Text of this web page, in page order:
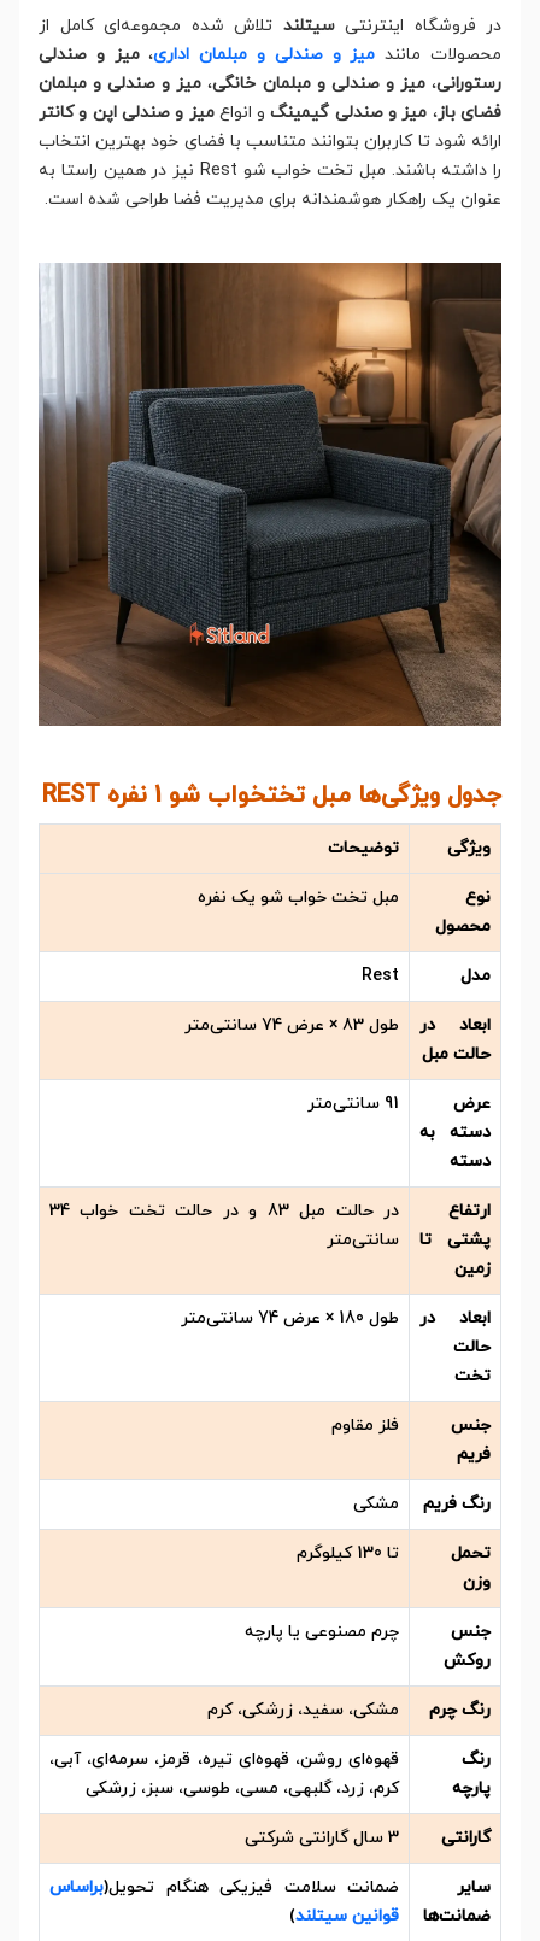
در فروشگاه اینترنتیسیتلند تلاش شده مجموعه‌ای کامل از
محصولات مانند میز و صندلی و مبلمان اداری،میز و صندلی
رستورانی،میز و صندلی و مبلمان خانگی، میز و صندلی و مبلمان
فضای باز، میز و صندلی گیمینگو انواعمیز و صندلی اپن و کانتر
ارائه شود تا کاربران بتوانند متناسب با فضای خود بهترین انتخاب
را داشته باشند. مبل تخت خواب شو Rest نیز در همین راستا به
عنوان یک راهکار هوشمندانه برای مدیریت فضا طراحی شده است.
جدول ویژگی‌ها مبل تختخواب شو 1 نفره REST
ویژگی توضیحات
نوع
محصول
مبل تخت خواب شو یک نفره
مدل Rest
ابعاد در
حالت مبل
طول 83 × عرض 74 سانتی‌متر
عرض
دسته به
دسته
91 سانتی‌متر
ارتفاع
پشتی تا
زمین
در حالت مبل 83 و در حالت تخت خواب 34
سانتی‌‌متر
ابعاد در
حالت
تخت
طول 180 × عرض 74 سانتی‌متر
جنس
فریم
فلز مقاوم
رنگ فریم مشکی
تحمل
وزن
تا 130 کیلوگرم
جنس
روکش
چرم مصنوعی یا پارچه
رنگ چرم مشکی، سفید، زرشکی، کرم
رنگ
پارچه
قهوه‌ای روشن، قهوه‌ای تیره، قرمز، سرمه‌ای، آبی،
کرم، زرد، گلبهی، مسی، طوسی، سبز، زرشکی
گارانتی 3 سال گارانتی شرکتی
سایر
ضمانت‌ها
ضمانت سلامت فیزیکی هنگام تحویل(براساس
قوانین سیتلند)